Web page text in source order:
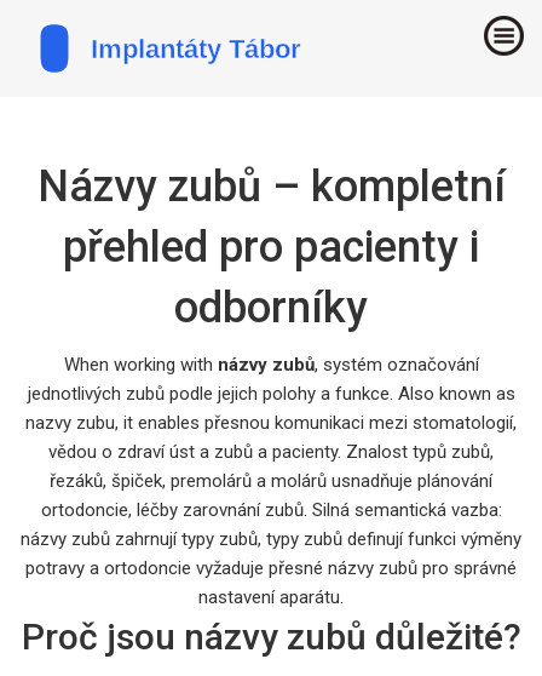
Názvy zubů – kompletní
přehled pro pacienty i
odborníky
When working with názvy zubů, systém označování
jednotlivých zubů podle jejich polohy a funkce. Also known as
nazvy zubu, it enables přesnou komunikaci mezi stomatologií,
vědou o zdraví úst a zubů a pacienty. Znalost typů zubů,
řezáků, špiček, premolárů a molárů usnadňuje plánování
ortodoncie, léčby zarovnání zubů. Silná semantická vazba:
názvy zubů zahrnují typy zubů, typy zubů definují funkci výměny
potravy a ortodoncie vyžaduje přesné názvy zubů pro správné
nastavení aparátu.
Proč jsou názvy zubů důležité?